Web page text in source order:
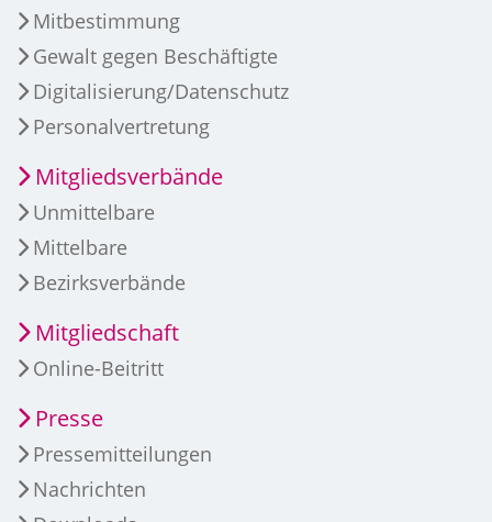
Mitbestimmung
Gewalt gegen Beschäftigte
Digitalisierung/Datenschutz
Personalvertretung
Mitgliedsverbände
Unmittelbare
Mittelbare
Bezirksverbände
Mitgliedschaft
Online-Beitritt
Presse
Pressemitteilungen
Nachrichten